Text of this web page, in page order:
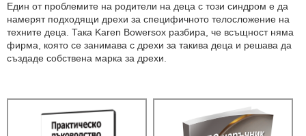
Един от проблемите на родители на деца с този синдром е да
намерят подходящи дрехи за специфичното телосложение на
техните деца. Така Karen Bowersox разбира, че всъщност няма
фирма, която се занимава с дрехи за такива деца и решава да
създаде собствена марка за дрехи.